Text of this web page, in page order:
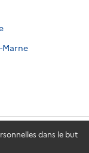
dans le but
Marne
réservés.